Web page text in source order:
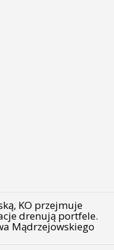
KO przejmuje
drenują portfele.
Mądrzejowskiego